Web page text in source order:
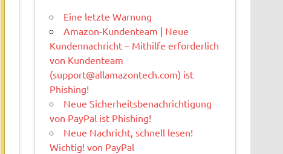
Eine letzte Warnung
Amazon-Kundenteam | Neue
Kundennachricht – Mithilfe erforderlich
von Kundenteam
(support@allamazontech.com) ist
Phishing!
Neue Sicherheitsbenachrichtigung
von PayPal ist Phishing!
Neue Nachricht, schnell lesen!
Wichtig! von PayPal